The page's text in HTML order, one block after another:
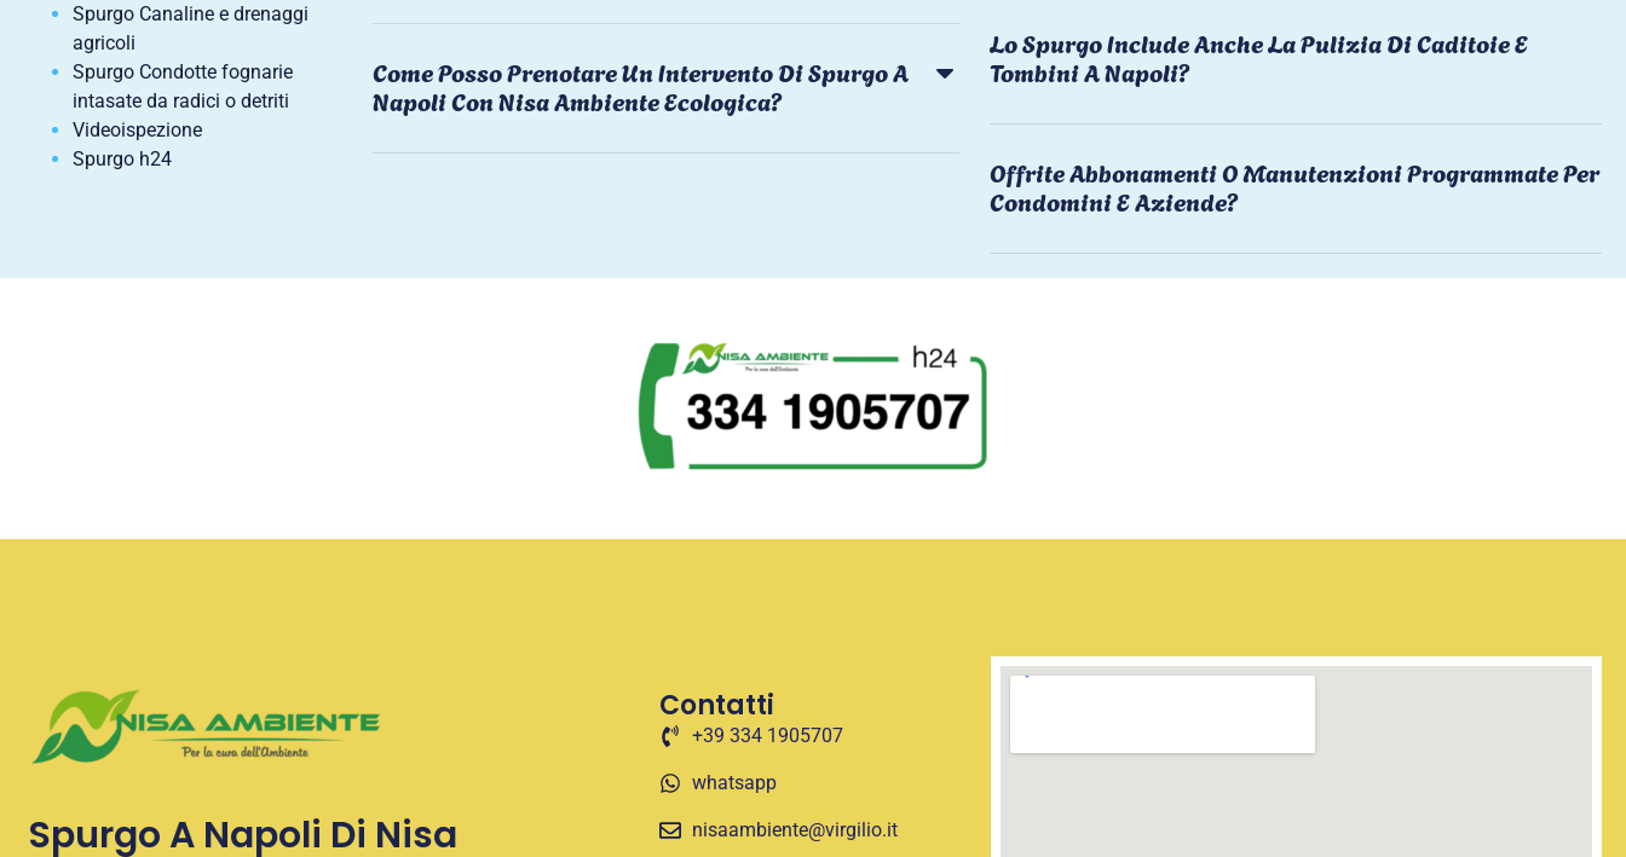
Spurgo Canaline e drenaggi
agricoli
Spurgo Condotte fognarie
intasate da radici o detriti
Videoispezione
Spurgo h24
Come Posso Prenotare Un Intervento Di Spurgo A
Napoli Con Nisa Ambiente Ecologica?
Lo Spurgo Include Anche La Pulizia Di Caditoie E
Tombini A Napoli?
Offrite Abbonamenti O Manutenzioni Programmate Per
Condomini E Aziende?
Spurgo A Napoli Di Nisa
Contatti
+39 334 1905707
whatsapp
nisaambiente@virgilio.it